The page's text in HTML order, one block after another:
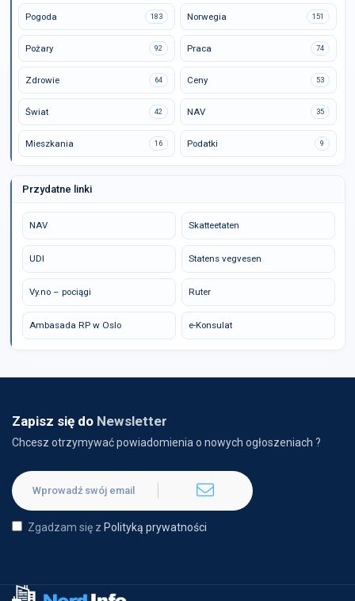
Pogoda 183 Norwegia 151
Pożary 92 Praca 74
Zdrowie 64 Ceny 53
Świat 42 NAV 35
Mieszkania 16 Podatki 9
Przydatne linki
NAV Skatteetaten
UDI Statens vegvesen
Vy.no – pociągi Ruter
Ambasada RP w Oslo e-Konsulat
Zapisz się do Newsletter
Chcesz otrzymywać powiadomienia o nowych ogłoszeniach ?
Zgadzam się z Polityką prywatności